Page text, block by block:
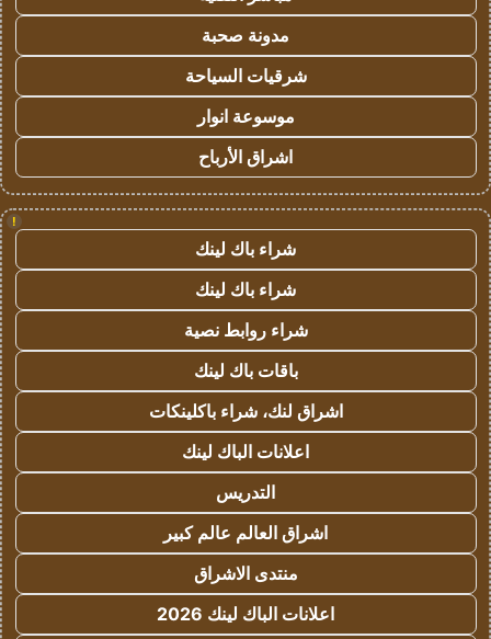
مدونة صحبة
شرقيات السياحة
موسوعة انوار
اشراق الأرباح
!
شراء باك لينك
شراء باك لينك
شراء روابط نصية
باقات باك لينك
اشراق لنك، شراء باكلينكات
اعلانات الباك لينك
التدريس
اشراق العالم عالم كبير
منتدى الاشراق
اعلانات الباك لينك 2026